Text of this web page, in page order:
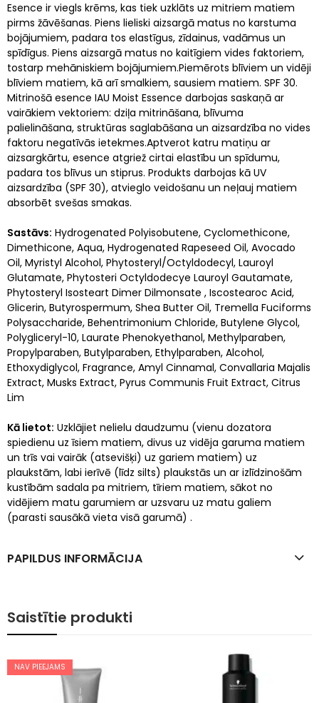
Esence ir viegls krēms, kas tiek uzklāts uz mitriem matiem
pirms žāvēšanas. Piens lieliski aizsargā matus no karstuma
bojājumiem, padara tos elastīgus, zīdainus, vadāmus un
spīdīgus. Piens aizsargā matus no kaitīgiem vides faktoriem,
tostarp mehāniskiem bojājumiem.Piemērots blīviem un vidēji
blīviem matiem, kā arī smalkiem, sausiem matiem. SPF 30.
Mitrinošā esence IAU Moist Essence darbojas saskaņā ar
vairākiem vektoriem: dziļa mitrināšana, blīvuma
palielināšana, struktūras saglabāšana un aizsardzība no vides
faktoru negatīvās ietekmes.Aptverot katru matiņu ar
aizsargkārtu, esence atgriež cirtai elastību un spīdumu,
padara tos blīvus un stiprus. Produkts darbojas kā UV
aizsardzība (SPF 30), atvieglo veidošanu un neļauj matiem
absorbēt svešas smakas.
Sastāvs: Hydrogenated Polyisobutene, Cyclomethicone,
Dimethicone, Aqua, Hydrogenated Rapeseed Oil, Avocado
Oil, Myristyl Alcohol, Phytosteryl/Octyldodecyl, Lauroyl
Glutamate, Phytosteri Octyldodecye Lauroyl Gautamate,
Phytosteryl Isosteart Dimer Dilmonsate , Iscostearoc Acid,
Glicerin, Butyrospermum, Shea Butter Oil, Tremella Fuciforms
Polysaccharide, Behentrimonium Chloride, Butylene Glycol,
Polygliceryl-10, Laurate Phenokyethanol, Methylparaben,
Propylparaben, Butylparaben, Ethylparaben, Alcohol,
Ethoxydiglycol, Fragrance, Amyl Cinnamal, Convallaria Majalis
Extract, Musks Extract, Pyrus Communis Fruit Extract, Citrus
Lim
Kā lietot: Uzklājiet nelielu daudzumu (vienu dozatora
spiedienu uz īsiem matiem, divus uz vidēja garuma matiem
un trīs vai vairāk (atsevišķi) uz gariem matiem) uz
plaukstām, labi ierīvē (līdz silts) plaukstās un ar izlīdzinošām
kustībām sadala pa mitriem, tīriem matiem, sākot no
vidējiem matu garumiem ar uzsvaru uz matu galiem
(parasti sausākā vieta visā garumā) .
PAPILDUS INFORMĀCIJA
Saistītie produkti
NAV PIEEJAMS